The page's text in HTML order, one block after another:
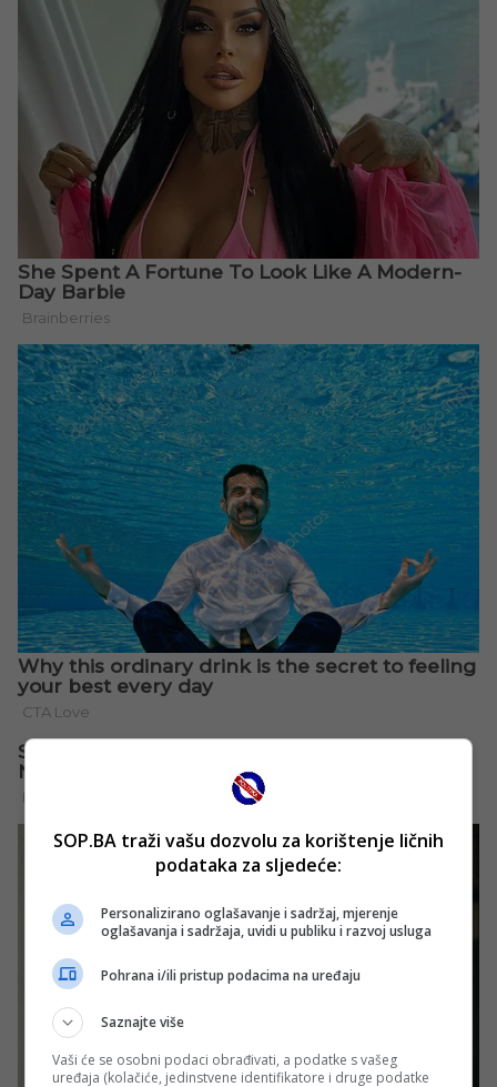
SOP.BA traži vašu dozvolu za korištenje ličnih
podataka za sljedeće:
Personalizirano oglašavanje i sadržaj, mjerenje
oglašavanja i sadržaja, uvidi u publiku i razvoj usluga
Pohrana i/ili pristup podacima na uređaju
Saznajte više
Vaši će se osobni podaci obrađivati, a podatke s vašeg
uređaja (kolačiće, jedinstvene identifikatore i druge podatke